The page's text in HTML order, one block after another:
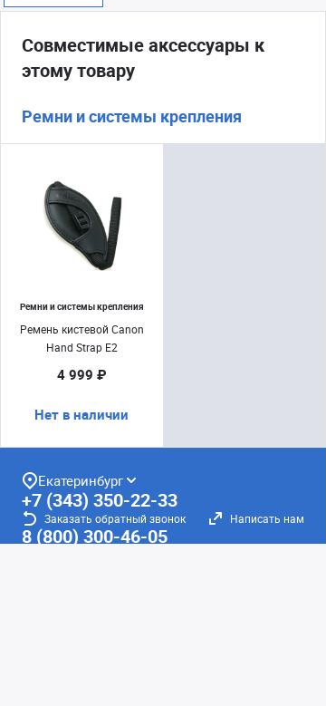
Совместимые аксессуары к
этому товару
Ремни и системы крепления
Ремни и системы крепления
Ремень кистевой Canon
Hand Strap E2
4 999 ₽
Нет в наличии
Екатеринбург
+7 (343) 350-22-33
Заказать обратный звонок Написать нам
8 (800) 300-46-05